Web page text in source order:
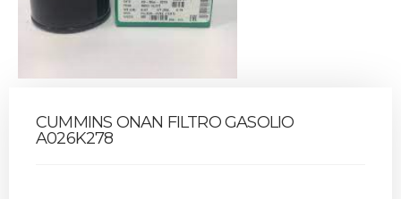
CUMMINS ONAN FILTRO GASOLIO
A026K278